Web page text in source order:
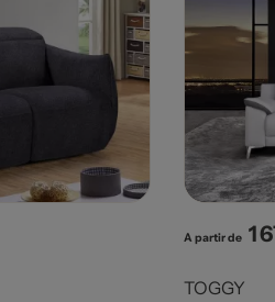
A partir de 1
TOGGY